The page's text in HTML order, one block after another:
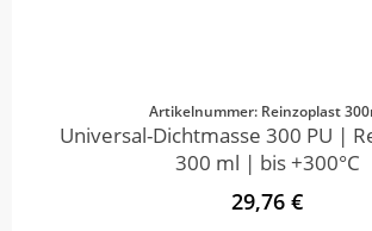
Artikelnummer: Reinzoplast
Universal-Dichtmasse 300 PU |
300 ml | bis +300°C
29,76 €